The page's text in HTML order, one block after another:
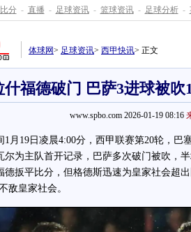
分 - 直播 - 足球资讯 - 篮球资讯 - 足球分析 -
体球网> 足球资讯> 西甲快讯> 正文
什福德破门 巴萨3进球被吹
www.spbo.com 2026-01-19 08:16
19日凌晨4:00分，西甲联赛第20轮，巴
尔为主队首开记录，巴萨多次破门被吹，
德扳平比分，但格德斯迅速为皇家社会超
敌皇家社会。